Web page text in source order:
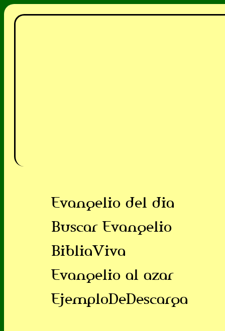
Evangelio del dia
Buscar Evangelio
BibliaViva
Evangelio al azar
EjemploDeDescarga